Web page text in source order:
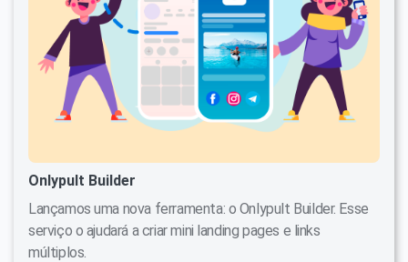
Onlypult Builder
Lançamos uma nova ferramenta: o Onlypult Builder. Esse
serviço o ajudará a criar mini landing pages e links
múltiplos.